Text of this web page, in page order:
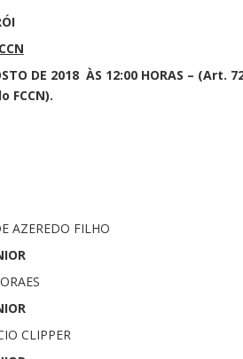
DE 2018 ÀS 12:00 HORAS – (Art.
FCCN).
AZEREDO FILHO
CLIPPER